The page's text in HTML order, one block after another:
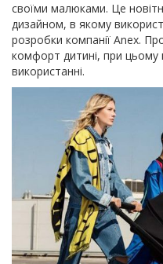
своїми малюками. Це
дизайном, в якому
розробки компанії Anex.
комфорт дитині, при цьому
використанні.